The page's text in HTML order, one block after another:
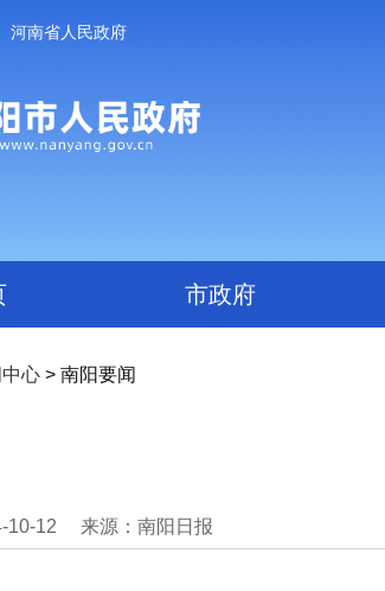
河南省人民政府
市政府
心 > 南阳要闻
10-12 来源：南阳日报